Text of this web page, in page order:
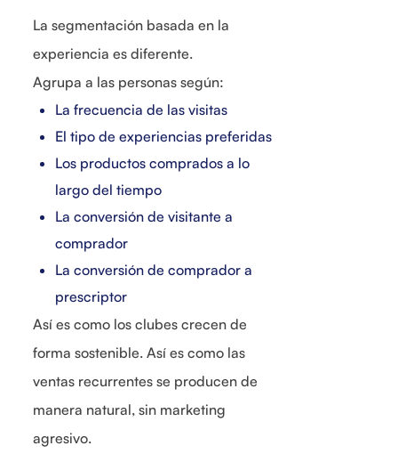
La segmentación basada en la
experiencia es diferente.
Agrupa a las personas según:
La frecuencia de las visitas
El tipo de experiencias preferidas
Los productos comprados a lo
largo del tiempo
La conversión de visitante a
comprador
La conversión de comprador a
prescriptor
Así es como los clubes crecen de
forma sostenible. Así es como las
ventas recurrentes se producen de
manera natural, sin marketing
agresivo.